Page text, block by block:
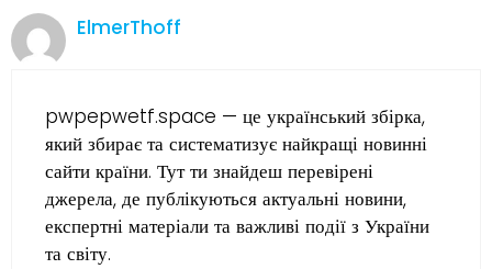
ElmerThoff
pwpepwetf.space — це український збірка,
який збирає та систематизує найкращі новинні
сайти країни. Тут ти знайдеш перевірені
джерела, де публікуються актуальні новини,
експертні матеріали та важливі події з України
та світу.